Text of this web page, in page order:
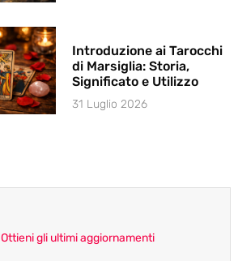
Introduzione ai Tarocchi
di Marsiglia: Storia,
Significato e Utilizzo
31 Luglio 2026
Ottieni gli ultimi aggiornamenti